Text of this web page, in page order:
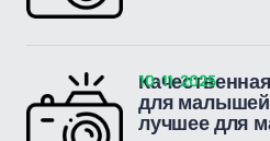
для малышей
лучшее для
10-11-2025